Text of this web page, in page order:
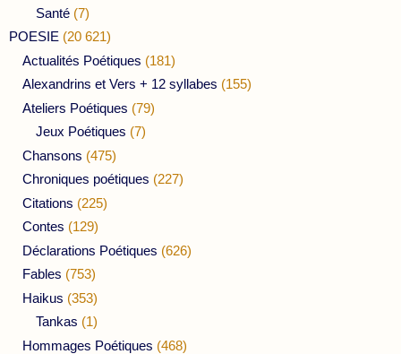
Santé (7)
POESIE (20 621)
Actualités Poétiques (181)
Alexandrins et Vers + 12 syllabes (155)
Ateliers Poétiques (79)
Jeux Poétiques (7)
Chansons (475)
Chroniques poétiques (227)
Citations (225)
Contes (129)
Déclarations Poétiques (626)
Fables (753)
Haikus (353)
Tankas (1)
Hommages Poétiques (468)